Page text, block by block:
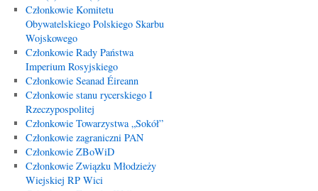
Członkowie Komitetu
Obywatelskiego Polskiego Skarbu
Wojskowego
Członkowie Rady Państwa
Imperium Rosyjskiego
Członkowie Seanad Éireann
Członkowie stanu rycerskiego I
Rzeczypospolitej
Członkowie Towarzystwa „Sokół”
Członkowie zagraniczni PAN
Członkowie ZBoWiD
Członkowie Związku Młodzieży
Wiejskiej RP Wici